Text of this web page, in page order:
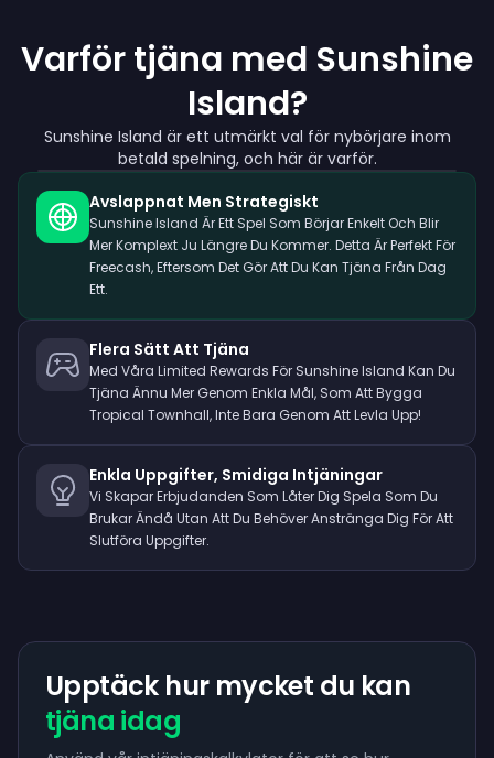
Varför tjäna med Sunshine
Island?
Sunshine Island är ett utmärkt val för nybörjare inom
betald spelning, och här är varför.
Avslappnat Men Strategiskt
Sunshine Island Är Ett Spel Som Börjar Enkelt Och Blir
Mer Komplext Ju Längre Du Kommer. Detta Är Perfekt För
Freecash, Eftersom Det Gör Att Du Kan Tjäna Från Dag
Ett.
Flera Sätt Att Tjäna
Med Våra Limited Rewards För Sunshine Island Kan Du
Tjäna Ännu Mer Genom Enkla Mål, Som Att Bygga
Tropical Townhall, Inte Bara Genom Att Levla Upp!
Enkla Uppgifter, Smidiga Intjäningar
Vi Skapar Erbjudanden Som Låter Dig Spela Som Du
Brukar Ändå Utan Att Du Behöver Anstränga Dig För Att
Slutföra Uppgifter.
Upptäck hur mycket du kan
tjäna idag